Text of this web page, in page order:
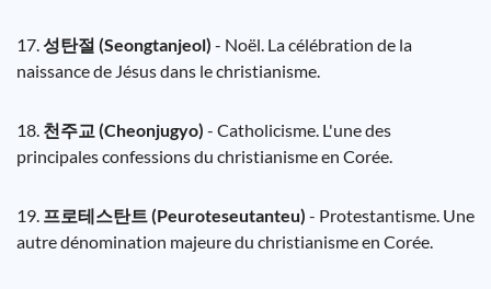
17. 성탄절 (Seongtanjeol) - Noël. La célébration de la
naissance de Jésus dans le christianisme.
18. 천주교 (Cheonjugyo) - Catholicisme. L'une des
principales confessions du christianisme en Corée.
19. 프로테스탄트 (Peuroteseutanteu) - Protestantisme. Une
autre dénomination majeure du christianisme en Corée.